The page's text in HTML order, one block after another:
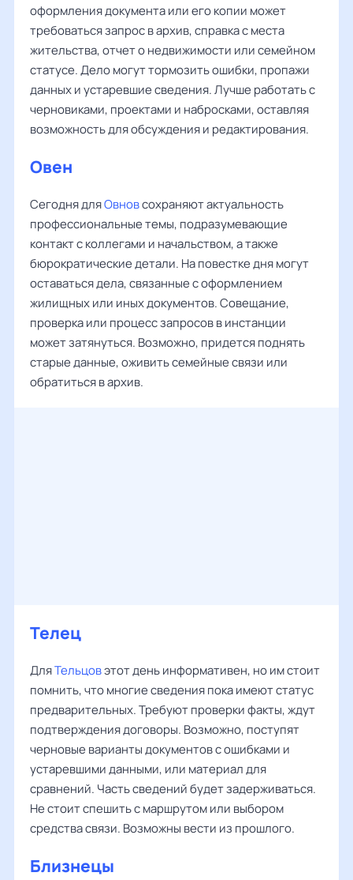
оформления документа или его копии может
требоваться запрос в архив, справка с места
жительства, отчет о недвижимости или семейном
статусе. Дело могут тормозить ошибки, пропажи
данных и устаревшие сведения. Лучше работать с
черновиками, проектами и набросками, оставляя
возможность для обсуждения и редактирования.
Овен
Сегодня дляОвновсохраняют актуальность
профессиональные темы, подразумевающие
контакт с коллегами и начальством, а также
бюрократические детали. На повестке дня могут
оставаться дела, связанные с оформлением
жилищных или иных документов. Совещание,
проверка или процесс запросов в инстанции
может затянуться. Возможно, придется поднять
старые данные, оживить семейные связи или
обратиться в архив.
Телец
ДляТельцовэтот день информативен, но им стоит
помнить, что многие сведения пока имеют статус
предварительных. Требуют проверки факты, ждут
подтверждения договоры. Возможно, поступят
черновые варианты документов с ошибками и
устаревшими данными, или материал для
сравнений. Часть сведений будет задерживаться.
Не стоит спешить с маршрутом или выбором
средства связи. Возможны вести из прошлого.
Близнецы